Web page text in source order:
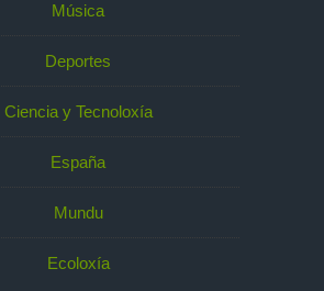
Música
Deportes
Ciencia y Tecnoloxía
España
Mundu
Ecoloxía